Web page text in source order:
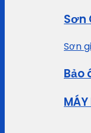
Sơn
Sơn
Bảo